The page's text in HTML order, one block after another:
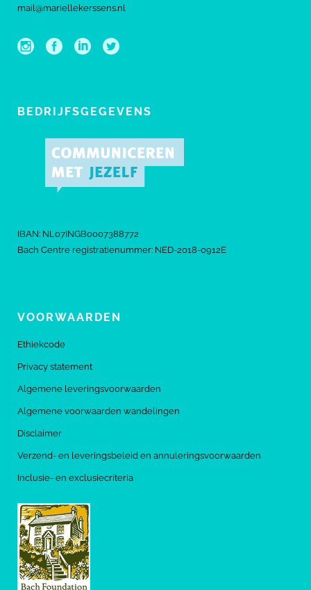
mail@mariellekerssens.nl
BEDRIJFSGEGEVENS
IBAN: NL07INGB0007388772
Bach Centre registratienummer: NED-2018-0912E
VOORWAARDEN
Ethiekcode
Privacy statement
Algemene leveringsvoorwaarden
Algemene voorwaarden wandelingen
Disclaimer
Verzend- en leveringsbeleid en annuleringsvoorwaarden
Inclusie- en exclusiecriteria